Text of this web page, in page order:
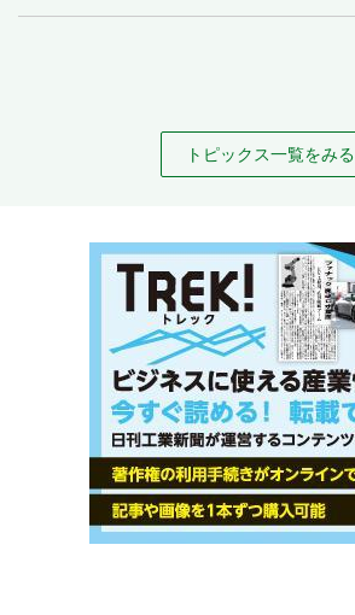
トピックス一覧をみる